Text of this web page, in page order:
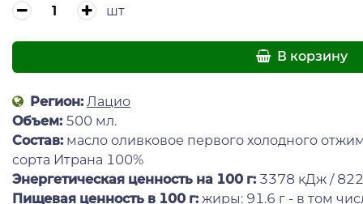
шт
В корзину
Регион: Лацио
Объем: 500 мл.
Состав: масло оливковое первого холодного
сорта Итрана 100%
Энергетическая ценность на 100 г: 3378 кДж /
Пищевая ценность в 100 г: жиры: 91.6 г - в том